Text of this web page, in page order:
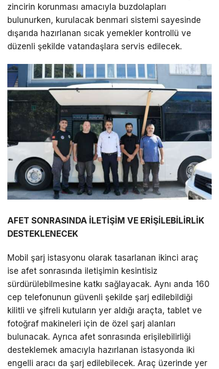
zincirin korunması amacıyla buzdolapları
bulunurken, kurulacak benmari sistemi sayesinde
dışarıda hazırlanan sıcak yemekler kontrollü ve
düzenli şekilde vatandaşlara servis edilecek.
AFET SONRASINDA İLETİŞİM VE ERİŞİLEBİLİRLİK
DESTEKLENECEK
Mobil şarj istasyonu olarak tasarlanan ikinci araç
ise afet sonrasında iletişimin kesintisiz
sürdürülebilmesine katkı sağlayacak. Aynı anda 160
cep telefonunun güvenli şekilde şarj edilebildiği
kilitli ve şifreli kutuların yer aldığı araçta, tablet ve
fotoğraf makineleri için de özel şarj alanları
bulunacak. Ayrıca afet sonrasında erişilebilirliği
desteklemek amacıyla hazırlanan istasyonda iki
engelli aracı da şarj edilebilecek. Araç üzerinde yer